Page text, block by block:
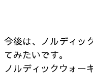
今後は、ノルディッ
てみたいです。
ノルディックウォー